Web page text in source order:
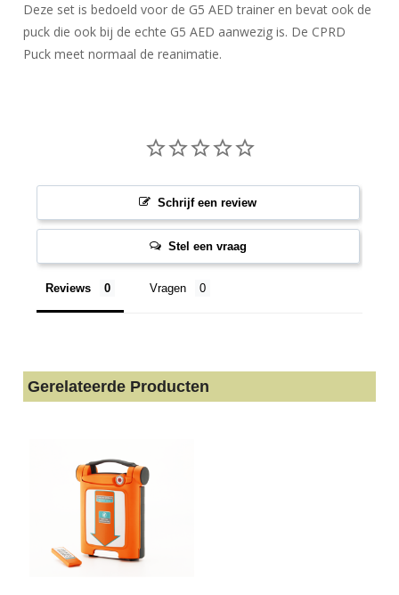
Deze set is bedoeld voor de G5 AED trainer en bevat ook de
puck die ook bij de echte G5 AED aanwezig is. De CPRD
Puck meet normaal de reanimatie.
Schrijf een review
Stel een vraag
Reviews Vragen
Gerelateerde Producten